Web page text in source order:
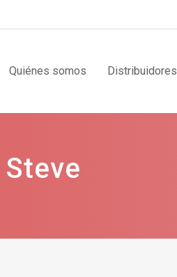
Quiénes somos Distribuidores